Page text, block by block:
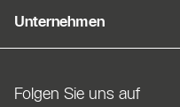
Unternehmen
Folgen Sie uns auf